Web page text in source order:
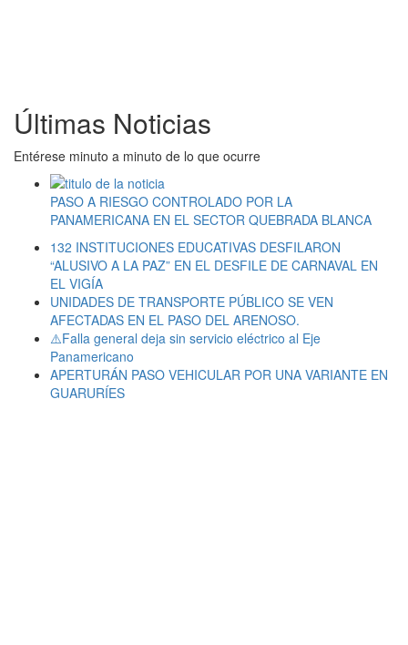
Últimas Noticias
Entérese minuto a minuto de lo que ocurre
PASO A RIESGO CONTROLADO POR LA
PANAMERICANA EN EL SECTOR QUEBRADA BLANCA
132 INSTITUCIONES EDUCATIVAS DESFILARON
“ALUSIVO A LA PAZ” EN EL DESFILE DE CARNAVAL EN
EL VIGÍA
UNIDADES DE TRANSPORTE PÚBLICO SE VEN
AFECTADAS EN EL PASO DEL ARENOSO.
⚠️Falla general deja sin servicio eléctrico al Eje
Panamericano
APERTURÁN PASO VEHICULAR POR UNA VARIANTE EN
GUARURÍES